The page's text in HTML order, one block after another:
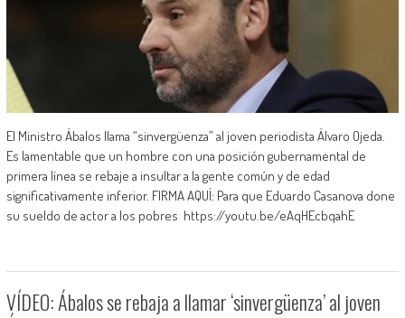
El Ministro Ábalos llama “sinvergüenza” al joven periodista Álvaro Ojeda.
Es lamentable que un hombre con una posición gubernamental de
primera línea se rebaje a insultar a la gente común y de edad
significativamente inferior. FIRMA AQUÍ: Para que Eduardo Casanova done
su sueldo de actor a los pobres https://youtu.be/eAqHEcbqahE
VÍDEO: Ábalos se rebaja a llamar ‘sinvergüenza’ al joven